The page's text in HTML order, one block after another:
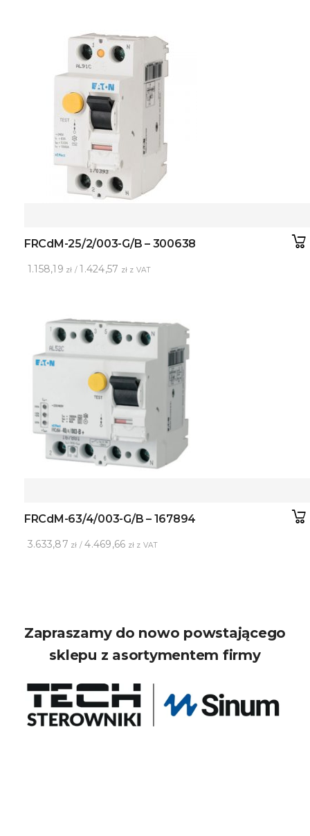
FRCdM-25/2/003-G/B – 300638
1.158,19 zł / 1.424,57 zł z VAT
FRCdM-63/4/003-G/B – 167894
3.633,87 zł /4.469,66 zł z VAT
Zapraszamy do nowo powstającego
sklepu z asortymentem firmy